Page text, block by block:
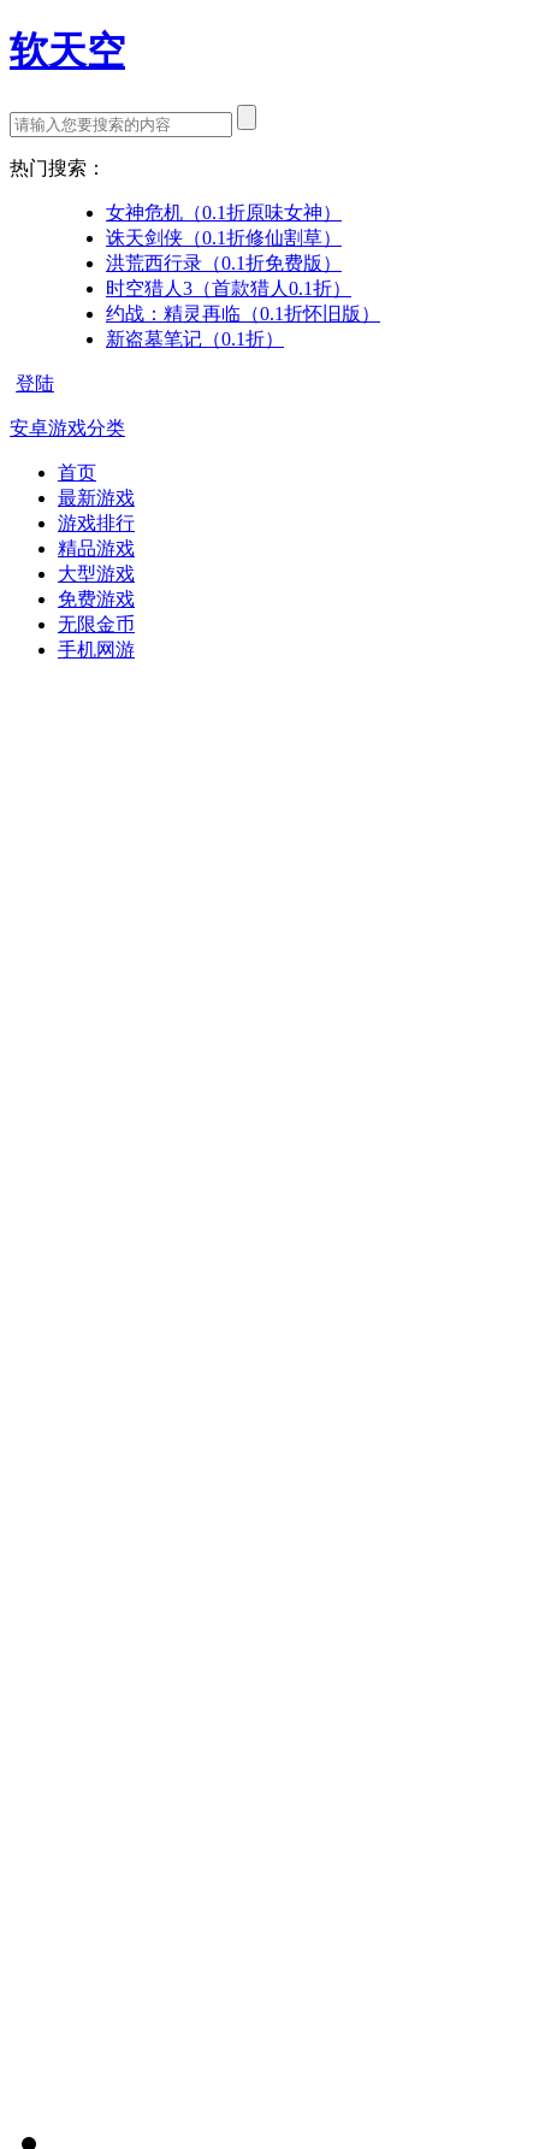
软天空
热门搜索：
女神危机（0.1折原味女神）
诛天剑侠（0.1折修仙割草）
洪荒西行录（0.1折免费版）
时空猎人3（首款猎人0.1折）
约战：精灵再临（0.1折怀旧版）
新盗墓笔记（0.1折）
登陆
安卓游戏分类
首页
最新游戏
游戏排行
精品游戏
大型游戏
免费游戏
无限金币
手机网游